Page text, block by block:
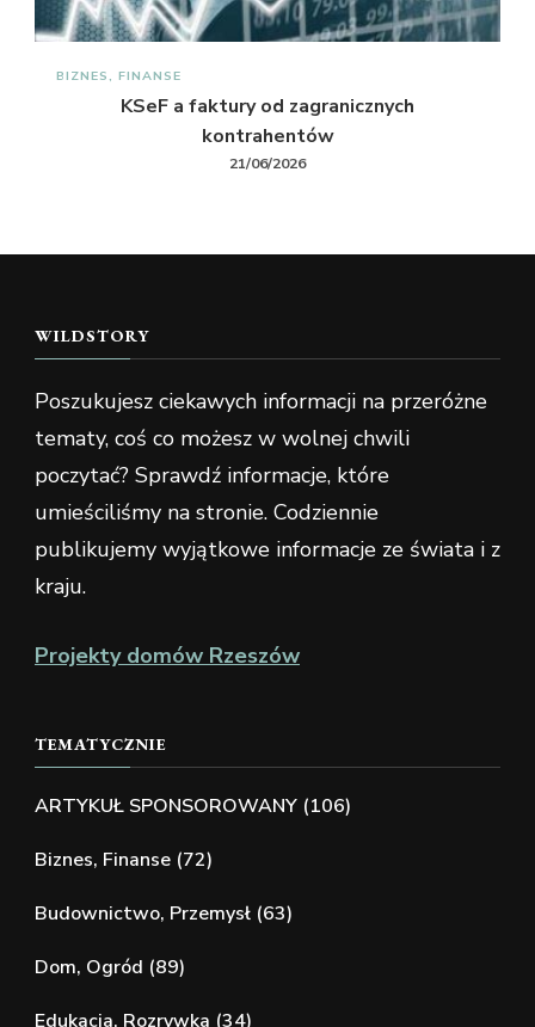
BIZNES, FINANSE
KSeF a faktury od zagranicznych
kontrahentów
21/06/2026
WILDSTORY
Poszukujesz ciekawych informacji na przeróżne
tematy, coś co możesz w wolnej chwili
poczytać? Sprawdź informacje, które
umieściliśmy na stronie. Codziennie
publikujemy wyjątkowe informacje ze świata i z
kraju.
Projekty domów Rzeszów
TEMATYCZNIE
ARTYKUŁ SPONSOROWANY (106)
Biznes, Finanse (72)
Budownictwo, Przemysł (63)
Dom, Ogród (89)
Edukacja, Rozrywka (34)